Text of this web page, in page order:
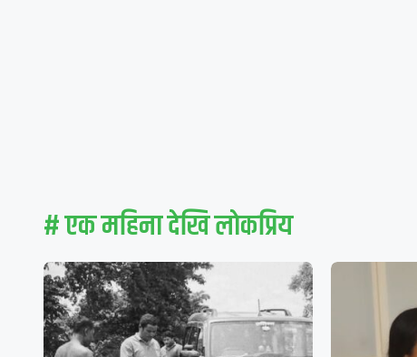
# एक महिना देखि लाेकप्रिय